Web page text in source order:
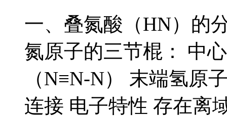
一、叠氮酸（HN）的
氮原子的三节棍： 中
（N≡N-N） 末端氢原
连接 电子特性 存在离